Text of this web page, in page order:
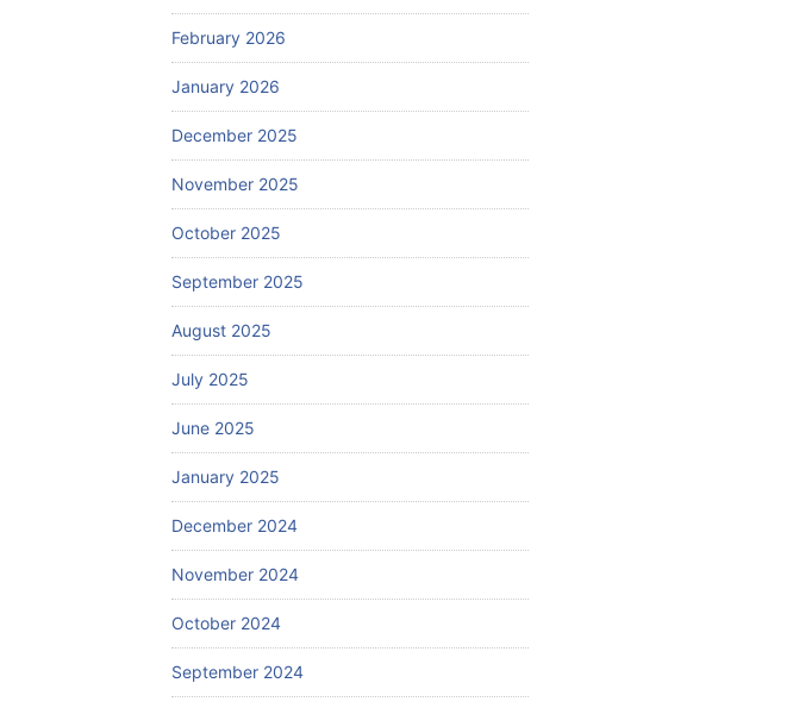
February 2026
January 2026
December 2025
November 2025
October 2025
September 2025
August 2025
July 2025
June 2025
January 2025
December 2024
November 2024
October 2024
September 2024